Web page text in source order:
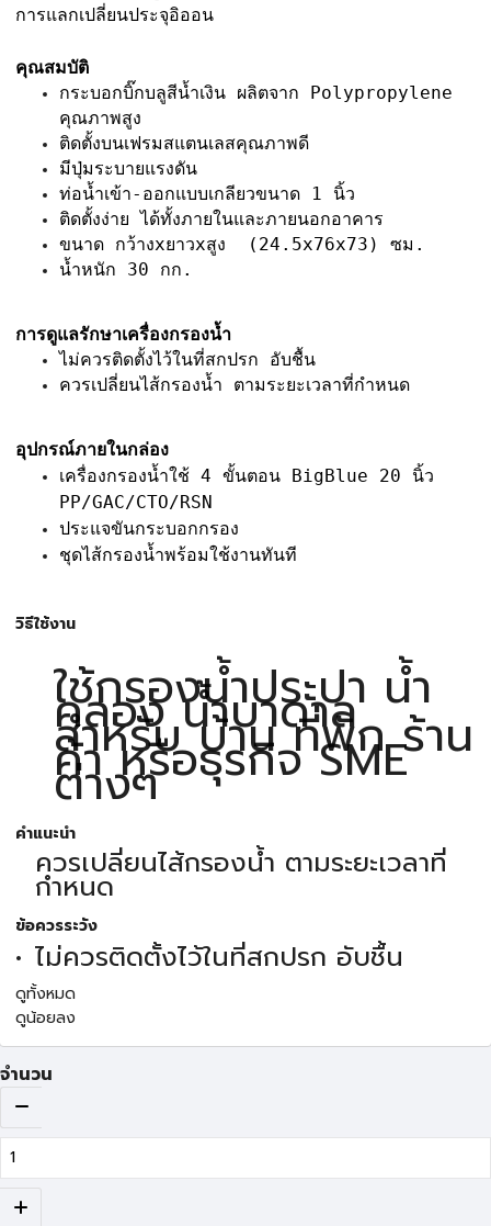
การแลกเปลี่ยนประจุอิออน
คุณสมบัติ
กระบอกบิ๊กบลูสีน้ำเงิน ผลิตจาก Polypropylene
คุณภาพสูง
ติดตั้งบนเฟรมสแตนเลสคุณภาพดี
มีปุ่มระบายแรงดัน
ท่อน้ำเข้า-ออกแบบเกลียวขนาด 1 นิ้ว
ติดตั้งง่าย ได้ทั้งภายในและภายนอกอาคาร
ขนาด กว้างxยาวxสูง (24.5x76x73) ซม.
น้ำหนัก 30 กก.
การดูแลรักษาเครื่องกรองน้ำ
ไม่ควรติดตั้งไว้ในที่สกปรก อับชื้น
ควรเปลี่ยนไส้กรองน้ำ ตามระยะเวลาที่กำหนด
อุปกรณ์ภายในกล่อง
เครื่องกรองน้ำใช้ 4 ขั้นตอน BigBlue 20 นิ้ว
PP/GAC/CTO/RSN
ประแจขันกระบอกกรอง
ชุดไส้กรองน้ำพร้อมใช้งานทันที
วิธีใช้งาน
ใช้กรองน้ำประปา น้ำ
คลอง น้ำบาดาล
สำหรับ บ้าน ที่พัก ร้าน
ค้า หรือธุรกิจ SME
ต่างๆ
คำแนะนำ
ควรเปลี่ยนไส้กรองน้ำ ตามระยะเวลาที่
กำหนด
ข้อควรระวัง
ไม่ควรติดตั้งไว้ในที่สกปรก อับชื้น
ดูทั้งหมด
ดูน้อยลง
จำนวน